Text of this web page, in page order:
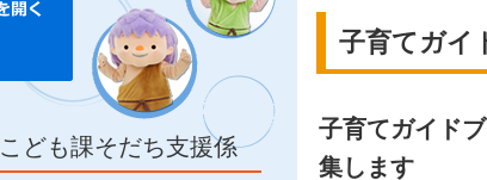
こども課そだち支援係
子育てガイ
子育てガイド
集します